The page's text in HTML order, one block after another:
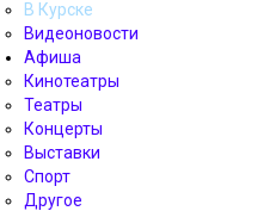
В Курске
Видеоновости
Афиша
Кинотеатры
Театры
Концерты
Выставки
Спорт
Другое